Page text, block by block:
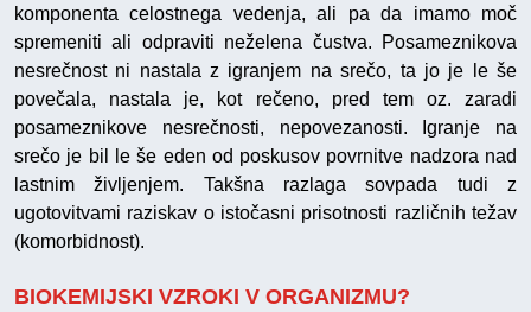
komponenta celostnega vedenja, ali pa da imamo moč
spremeniti ali odpraviti neželena čustva. Posameznikova
nesrečnost ni nastala z igranjem na srečo, ta jo je le še
povečala, nastala je, kot rečeno, pred tem oz. zaradi
posameznikove nesrečnosti, nepovezanosti. Igranje na
srečo je bil le še eden od poskusov povrnitve nadzora nad
lastnim življenjem. Takšna razlaga sovpada tudi z
ugotovitvami raziskav o istočasni prisotnosti različnih težav
(komorbidnost).
BIOKEMIJSKI VZROKI V ORGANIZMU?